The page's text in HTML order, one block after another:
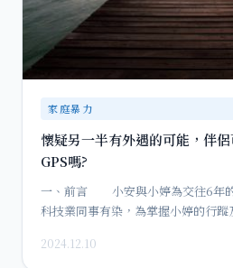
家庭暴力
懷疑另一半有外遇的可能，伴
GPS嗎?
一、前言 小安與小婷為交往6年
科技業同事有染，為掌握小婷的行
2024.12.10